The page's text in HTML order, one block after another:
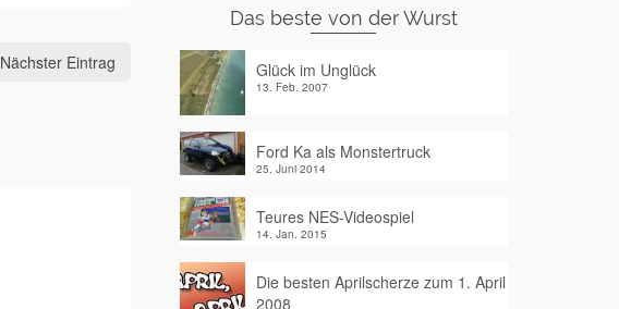
Nächster Eintrag
Das beste von der Wurst
Glück im Unglück
13. Feb. 2007
Ford Ka als Monstertruck
25. Juni 2014
Teures NES-Videospiel
14. Jan. 2015
Die besten Aprilscherze zum 1. April
2008